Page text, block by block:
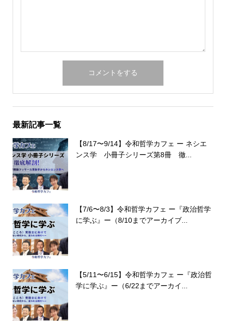
最新記事一覧
【8/17〜9/14】令和哲学カフェ ー ネシエ
ンス学 小冊子シリーズ第8冊 徹...
【7/6〜8/3】令和哲学カフェ ー『政治哲学
に学ぶ』ー（8/10までアーカイブ...
【5/11〜6/15】令和哲学カフェ ー『政治哲
学に学ぶ』ー（6/22までアーカイ...